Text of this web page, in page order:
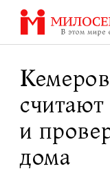
Перейти
содержанию
и
дома